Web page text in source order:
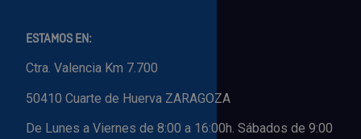
ESTAMOS EN:
Ctra. Valencia Km 7.700
50410 Cuarte de Huerva ZARAGOZA
De Lunes a Viernes de 8:00 a 16:00h. Sábados de 9:00